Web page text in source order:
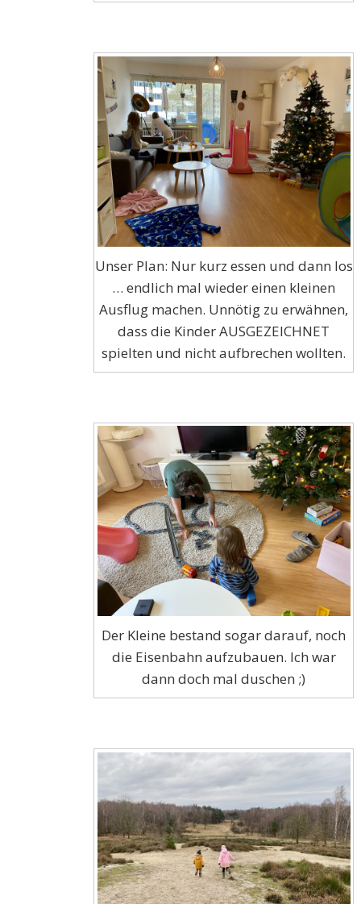
Unser Plan: Nur kurz essen und dann los
… endlich mal wieder einen kleinen
Ausflug machen. Unnötig zu erwähnen,
dass die Kinder AUSGEZEICHNET
spielten und nicht aufbrechen wollten.
Der Kleine bestand sogar darauf, noch
die Eisenbahn aufzubauen. Ich war
dann doch mal duschen ;)